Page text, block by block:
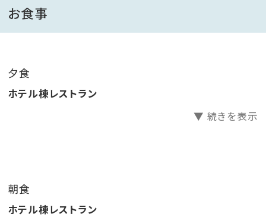
※ペット(ワンちゃん)連れのお客様は≪ペットOK≫プラ
お食事
夕食
ホテル棟レストラン
▼ 続きを表示
朝食
ホテル棟レストラン